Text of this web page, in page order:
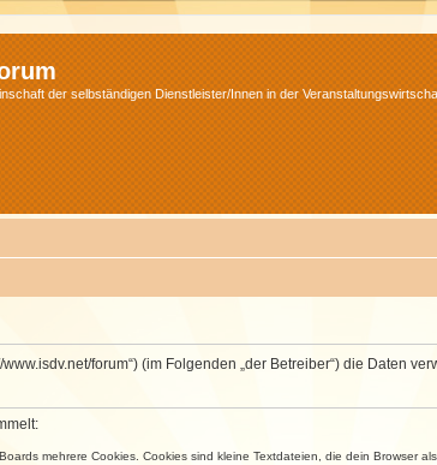
der selbständigen Dienstleister/Innen in der
forum“) (im Folgenden „der Betreiber“) die Daten
mehrere Cookies. Cookies sind kleine Textdateien, die dein Browser